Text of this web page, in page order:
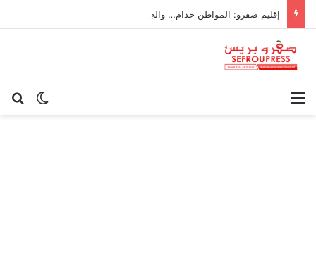
إقليم صفرو: المواطن خدام… والجماعة ناعسة!
الوضع القائمة